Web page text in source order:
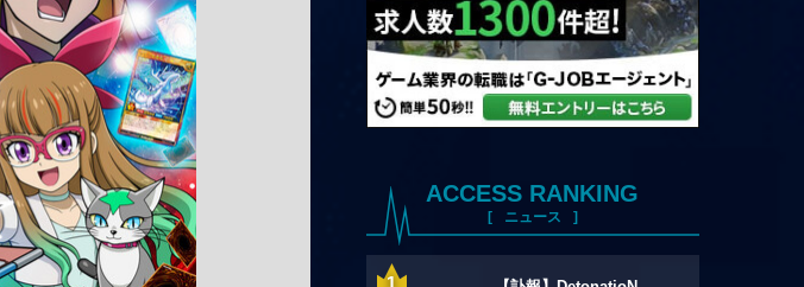
ACCESS RANKING
ニュース